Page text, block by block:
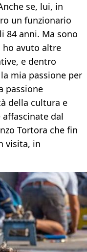
se, lui, in
un funzionario
84 anni. Ma sono
ho avuto altre
e dentro
mia passione per
passione
della cultura e
dal
Tortora che fin
visita, in